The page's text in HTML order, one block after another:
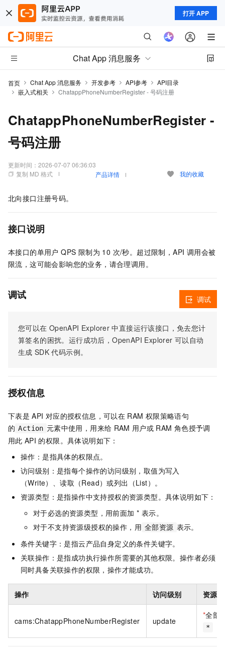
打开 APP
Chat App 消息服务
首页 Chat App 消息服务 开发参考 API参考
API目录
嵌入式相关
ChatappPhoneNumberRegister - 号码注册
ChatappPhoneNumberRegister -
号码注册
更新时间： 2026-07-07 06:36:03
复制 MD 格式
产品详情 我的收藏
北向接口注册号码。
接口说明
本接口的单用户 QPS 限制为 10 次/秒。超过限制，API 调用会被
限流，这可能会影响您的业务，请合理调用。
调试
您可以在 OpenAPI Explorer 中直接运行该接口，免去您计
算签名的困扰。运行成功后，OpenAPI Explorer 可以自动
生成 SDK 代码示例。
调试
授权信息
下表是 API 对应的授权信息，可以在 RAM 权限策略语句
的 Action 元素中使用，用来给 RAM 用户或 RAM 角色授予调
用此 API 的权限。具体说明如下：
操作：是指具体的权限点。
访问级别：是指每个操作的访问级别，取值为写入
（Write）、读取（Read）或列出（List）。
资源类型：是指操作中支持授权的资源类型。具体说明如下：
对于必选的资源类型，用前面加 * 表示。
对于不支持资源级授权的操作，用 全部资源 表示。
条件关键字：是指云产品自身定义的条件关键字。
关联操作：是指成功执行操作所需要的其他权限。操作者必须
同时具备关联操作的权限，操作才能成功。
操作 访问级别 资源
cams:ChatappPhoneNumberRegister update
*全部
*